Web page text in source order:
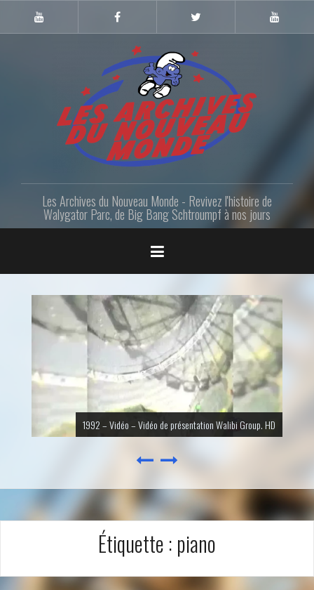
content
Youtube
Gazette
Facebook
Youtube
LANM
Les Archives du Nouveau Monde - Revivez l'histoire de
Walygator Parc, de Big Bang Schtroumpf à nos jours
1992 – Vidéo – Vidéo de présentation Walibi Group. HD
Étiquette : piano